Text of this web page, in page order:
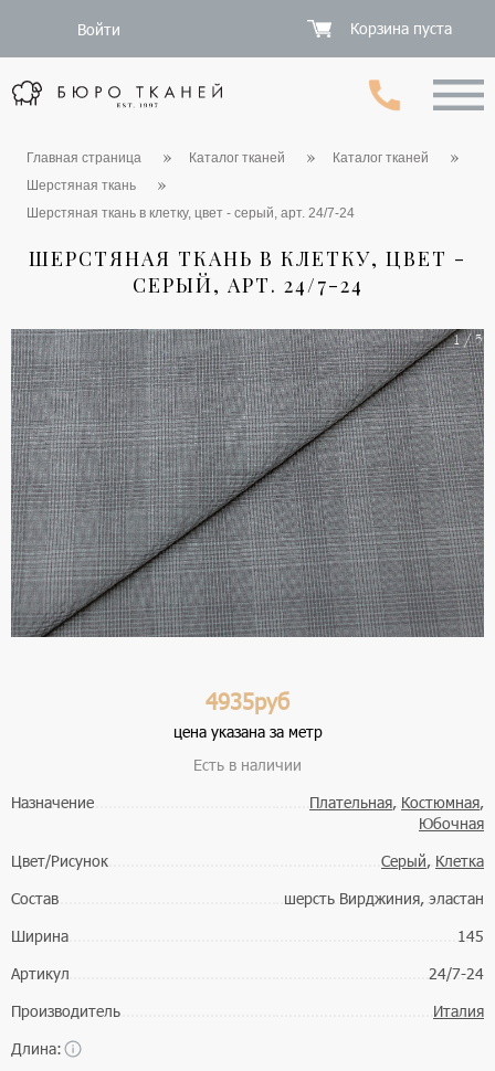
Войти Корзина пуста
Главная страница Каталог тканей
Каталог тканей
Шерстяная ткань
Шерстяная ткань в клетку, цвет - серый, арт. 24/7-24
ШЕРСТЯНАЯ ТКАНЬ В КЛЕТКУ, ЦВЕТ -
СЕРЫЙ, АРТ. 24/7-24
1 / 5
4935руб
цена указана за метр
Есть в наличии
Назначение
Плательная, Костюмная,
Юбочная
Цвет/Рисунок
Серый, Клетка
Состав
шерсть Вирджиния, эластан
Ширина
145
Артикул
24/7-24
Производитель
Италия
Длина: